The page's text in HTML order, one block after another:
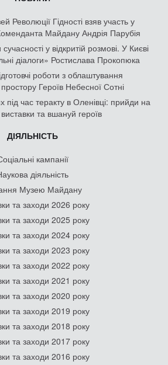
Революції Гідності взяв участь у
Майдану Андрія Парубія
у відкритій розмові. У Києві
діалоги» Ростислава Прокопюка
роботи з облаштування
Героїв Небесної Сотні
під час теракту в Оленівці: прийди на
виставки та вшануй героїв
ДІЯЛЬНІСТЬ
кампанії
діяльність
Музею Майдану
та заходи 2026 року
та заходи 2025 року
та заходи 2024 року
та заходи 2023 року
та заходи 2022 року
та заходи 2021 року
та заходи 2020 року
та заходи 2019 року
та заходи 2018 року
та заходи 2017 року
та заходи 2016 року